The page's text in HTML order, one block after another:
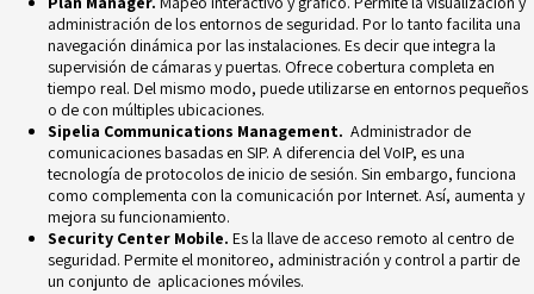
administración de los entornos de seguridad. Por lo tanto facilita una
navegación dinámica por las instalaciones. Es decir que integra la
supervisión de cámaras y puertas. Ofrece cobertura completa en
tiempo real. Del mismo modo, puede utilizarse en entornos pequeños
o de con múltiples ubicaciones.
Sipelia Communications Management. Administrador de
comunicaciones basadas en SIP. A diferencia del VoIP, es una
tecnología de protocolos de inicio de sesión. Sin embargo, funciona
como complementa con la comunicación por Internet. Así, aumenta y
mejora su funcionamiento.
Security Center Mobile. Es la llave de acceso remoto al centro de
seguridad. Permite el monitoreo, administración y control a partir de
un conjunto de aplicaciones móviles.